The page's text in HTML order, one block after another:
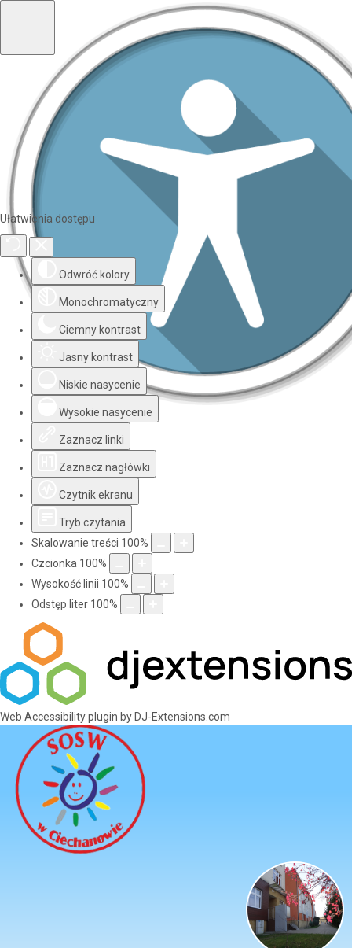
Ułatwienia dostępu
Odwróć kolory
Monochromatyczny
Ciemny kontrast
Jasny kontrast
Niskie nasycenie
Wysokie nasycenie
Zaznacz linki
Zaznacz nagłówki
Czytnik ekranu
Tryb czytania
Skalowanie treści 100%
Czcionka 100%
Wysokość linii 100%
Odstęp liter 100%
Web Accessibility plugin by DJ-Extensions.com